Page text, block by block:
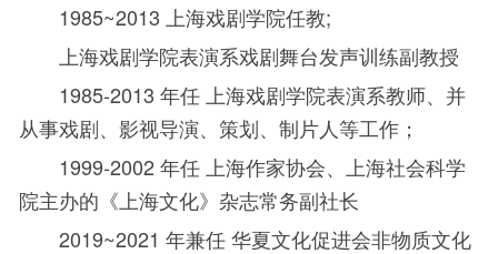
1985~2013 上海戏剧学院任教;
上海戏剧学院表演系戏剧舞台发声训练副教授
1985-2013 年任 上海戏剧学院表演系教师、并
从事戏剧、影视导演、策划、制片人等工作 ；
1999-2002 年任 上海作家协会、上海社会科学
院主办的《上海文化》杂志常务副社长
2019~2021 年兼任 华夏文化促进会非物质文化